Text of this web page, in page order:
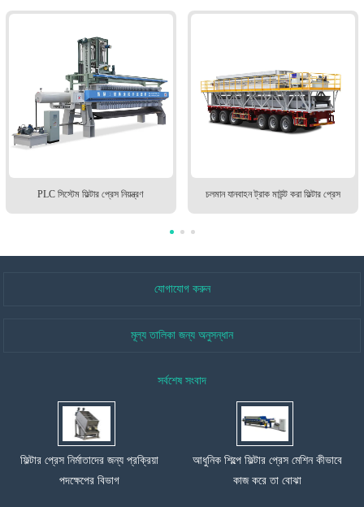
PLC সিস্টেম ফিল্টার প্রেস নিয়ন্ত্রণ চলমান যানবাহন ট্রাক মাউন্ট করা ফিল্টার প্রেস
যোগাযোগ করুন
মূল্য তালিকা জন্য অনুসন্ধান
সর্বশেষ সংবাদ
ফিল্টার প্রেস নির্মাতাদের জন্য প্রক্রিয়া
পদক্ষেপের বিভাগ
আধুনিক শিল্পে ফিল্টার প্রেস মেশিন কীভাবে
কাজ করে তা বোঝা